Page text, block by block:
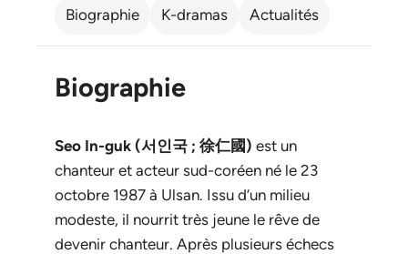
Biographie K-dramas Actualités
Biographie
Seo In-guk (서인국 ; 徐仁國) est un
chanteur et acteur sud-coréen né le 23
octobre 1987 à Ulsan. Issu d’un milieu
modeste, il nourrit très jeune le rêve de
devenir chanteur. Après plusieurs échecs